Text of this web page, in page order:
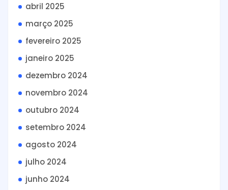
abril 2025
março 2025
fevereiro 2025
janeiro 2025
dezembro 2024
novembro 2024
outubro 2024
setembro 2024
agosto 2024
julho 2024
junho 2024